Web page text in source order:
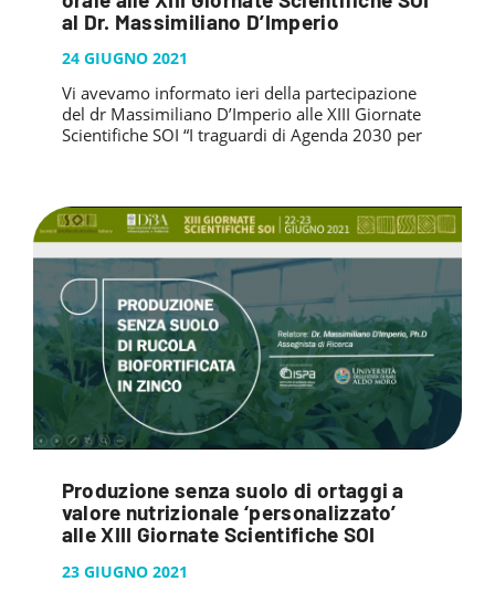
al Dr. Massimiliano D’Imperio
24 GIUGNO 2021
Vi avevamo informato ieri della partecipazione
del dr Massimiliano D’Imperio alle XIII Giornate
Scientifiche SOI “I traguardi di Agenda 2030 per
Produzione senza suolo di ortaggi a
valore nutrizionale ‘personalizzato’
alle XIII Giornate Scientifiche SOI
23 GIUGNO 2021